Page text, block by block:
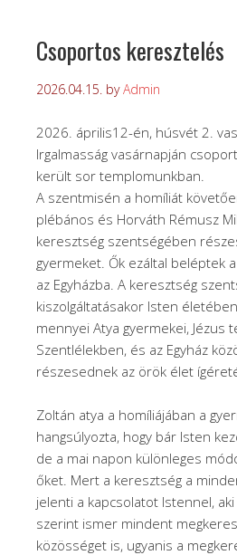
Csoportos keresztelés
2026.04.15. byAdmin
2026. április12-én, húsvét 2.
Irgalmasság vasárnapján
került sor templomunkban.
A szentmisén a homíliát
plébános és Horváth Rémusz
keresztség szentségében
gyermeket. Ők ezáltal beléptek
az Egyházba. A keresztség
kiszolgáltatásakor Isten
mennyei Atya gyermekei, Jézus
Szentlélekben, és az Egyház
részesednek az örök élet
Zoltán atya a homíliájában a
hangsúlyozta, hogy bár Isten
de a mai napon különleges
őket. Mert a keresztség a
jelenti a kapcsolatot Istennel,
szerint ismer mindent
közösséget is, ugyanis a